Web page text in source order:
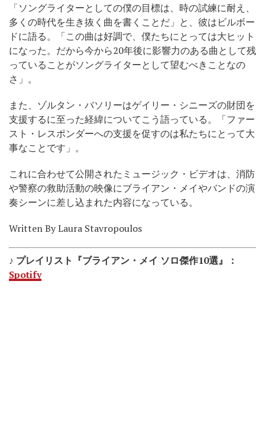
「ソングライターとしての僕の目標は、時の試練に耐え、
多くの時代を生き抜く曲を書くことだ」と、彼はビルボー
ドに語る。「この曲は好調で、僕たちにとっては大ヒット
になった。だから今から20年後に影響力のある曲として残
っていることがソングライターとして望むべきことなの
さ」。
また、ゾルタン・バソリーはゲイリー・シニーズの財団を
支援するに至った経緯についてこう語っている。「ファー
スト・レスポンダーへの支援を促すのは私たちにとって大
事なことです」。
これに合わせて公開されたミュージック・ビデオは、消防
や警察の救助活動の映像にブライアン・メイやバンドの演
奏シーンに差し込まれた内容になっている。
Written By Laura Stavropoulos
♪ プレイリスト『ブライアン・メイ ソロ傑作10選』：
Spotify